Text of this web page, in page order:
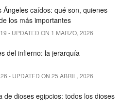
Ángeles caídos: qué son, quienes
los más importantes
- UPDATED ON 1 MARZO, 2026
del infierno: la jerarquía
- UPDATED ON 25 ABRIL, 2026
de dioses egipcios: todos los dioses